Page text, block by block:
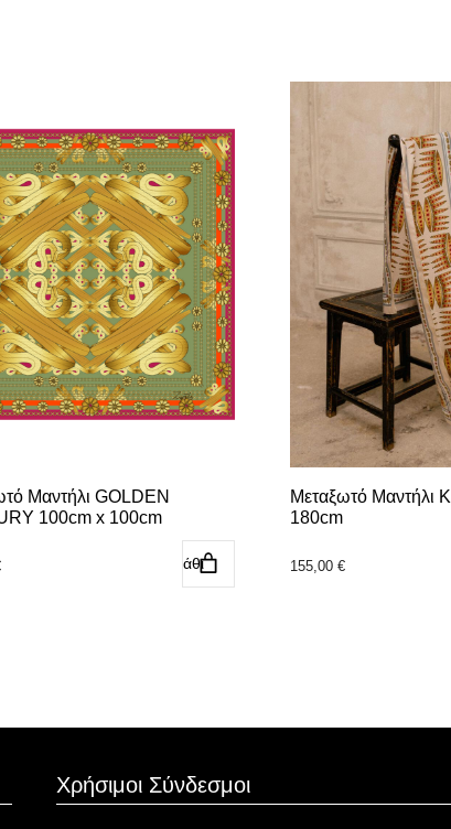
Μαντήλι GOLDEN
100cm x 100cm
Προσθήκη στο καλάθι
Μεταξωτό Μαντήλι
180cm
155,00 €
Χρήσιμοι Σύνδεσμοι